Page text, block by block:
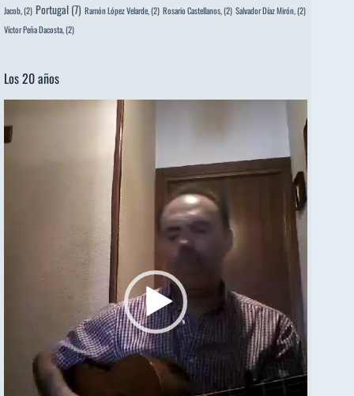
Jacob, (2) Portugal (7) Ramón López Velarde, (2) Rosario Castellanos, (2) Salvador Díaz Mirón, (2)
Víctor Peña Dacosta, (2)
Los 20 años
de
vídeo